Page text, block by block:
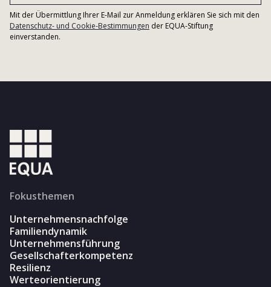
Mit der Übermittlung Ihrer E-Mail zur Anmeldung erklären Sie sich mit den
Datenschutz- und Cookie-Bestimmungen der EQUA-Stiftung
einverstanden.
Fokusthemen
Unternehmensnachfolge
Familiendynamik
Unternehmensführung
Gesellschafterkompetenz
Resilienz
Werteorientierung